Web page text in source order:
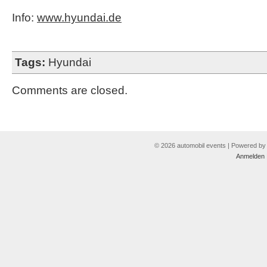
Info: www.hyundai.de
Tags: Hyundai
Comments are closed.
© 2026 automobil events | Powered by
Anmelden|